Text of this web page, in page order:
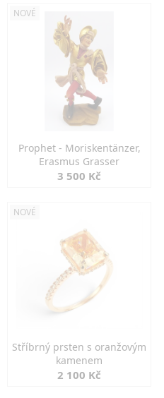
NOVÉ
Prophet - Moriskentänzer,
Erasmus Grasser
3 500 Kč
NOVÉ
Stříbrný prsten s oranžovým
kamenem
2 100 Kč